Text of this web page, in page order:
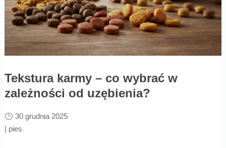
Tekstura karmy – co wybrać w
zależności od uzębienia?
30 grudnia 2025
| pies